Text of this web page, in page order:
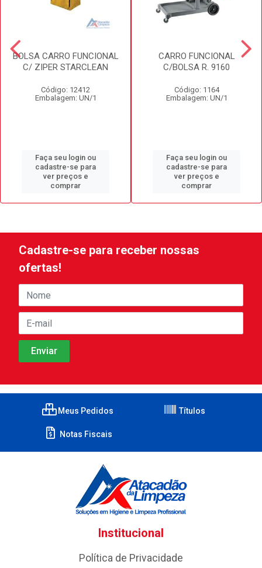
BOLSA CARRO FUNCIONAL
C/ ZIPER STARCLEAN
Código: 12412
Embalagem: UN/1
Faça seu login ou
cadastre-se para
ver preços e
comprar
CARRO FUNCIONAL
C/BOLSA R. 9160
Código: 1164
Embalagem: UN/1
Faça seu login ou
cadastre-se para
ver preços e
comprar
Cadastre-se para receber nossas
ofertas!
Meus Pedidos Títulos
Notas Fiscais
Institucional
Política de Privacidade